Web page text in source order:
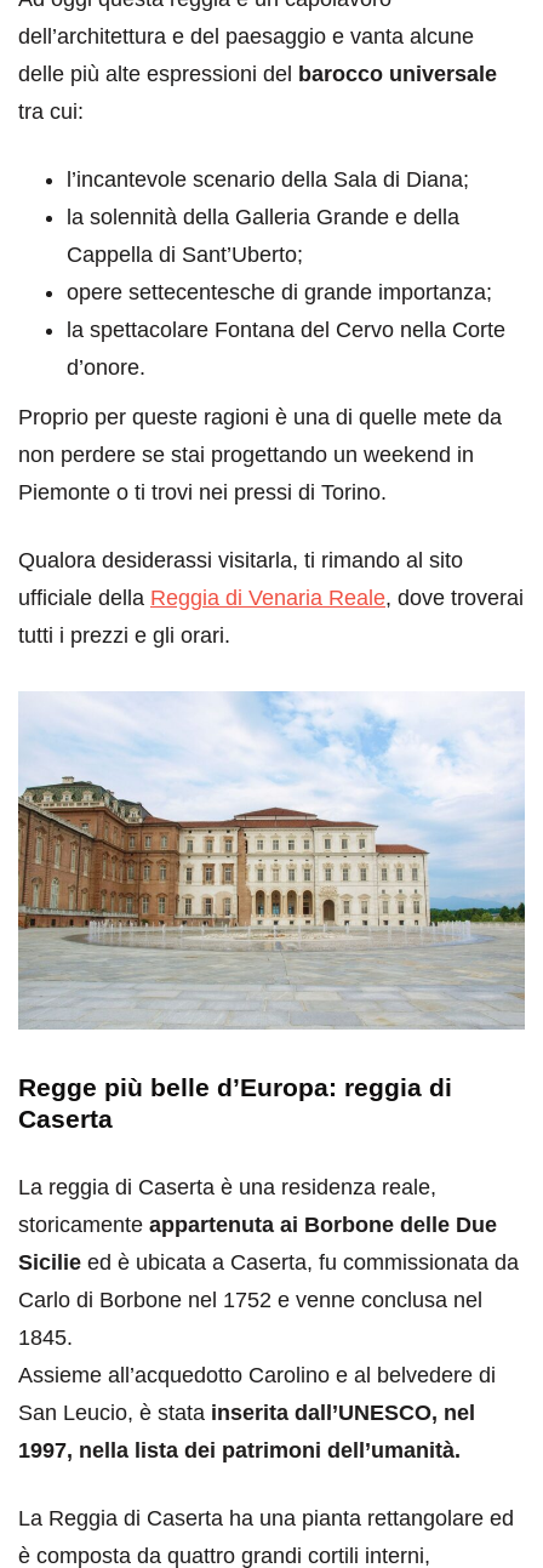
dell’architettura e del paesaggio e vanta alcune
delle più alte espressioni del barocco universale
tra cui:
l’incantevole scenario della Sala di Diana;
la solennità della Galleria Grande e della
Cappella di Sant’Uberto;
opere settecentesche di grande importanza;
la spettacolare Fontana del Cervo nella Corte
d’onore.
Proprio per queste ragioni è una di quelle mete da
non perdere se stai progettando un weekend in
Piemonte o ti trovi nei pressi di Torino.
Qualora desiderassi visitarla, ti rimando al sito
ufficiale della Reggia di Venaria Reale, dove troverai
tutti i prezzi e gli orari.
Regge più belle d’Europa: reggia di
Caserta
La reggia di Caserta è una residenza reale,
storicamente appartenuta ai Borbone delle Due
Sicilie ed è ubicata a Caserta, fu commissionata da
Carlo di Borbone nel 1752 e venne conclusa nel
1845.
Assieme all’acquedotto Carolino e al belvedere di
San Leucio, è stata inserita dall’UNESCO, nel
1997, nella lista dei patrimoni dell’umanità.
La Reggia di Caserta ha una pianta rettangolare ed
è composta da quattro grandi cortili interni,